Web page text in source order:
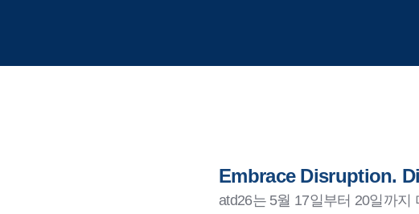
Embrace Disruption.
atd26는 5월 17일부터 20일까지